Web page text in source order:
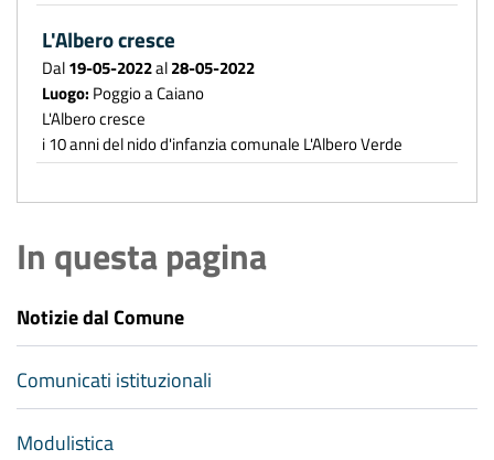
L'Albero cresce
Dal19-05-2022al28-05-2022
Luogo: Poggio a Caiano
L'Albero cresce
i 10 anni del nido d'infanzia comunale L'Albero Verde
In questa pagina
Notizie dal Comune
Comunicati istituzionali
Modulistica